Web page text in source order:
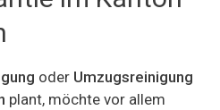
oder Umzugsreinigung
plant, möchte vor allem